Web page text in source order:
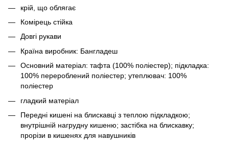
крій, що облягає
Комірець стійка
Довгі рукави
Країна виробник: Бангладеш
Основний матеріал: тафта (100% поліестер); підкладка:
100% перероблений поліестер; утеплювач: 100%
поліестер
гладкий матеріал
Передні кишені на блискавці з теплою підкладкою;
внутрішній нагрудну кишеню; застібка на блискавку;
прорізи в кишенях для навушників